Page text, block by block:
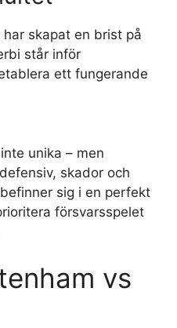
skapat en brist på
står inför
ett fungerande
unika – men
skador och
sig i en perfekt
försvarsspelet
vs